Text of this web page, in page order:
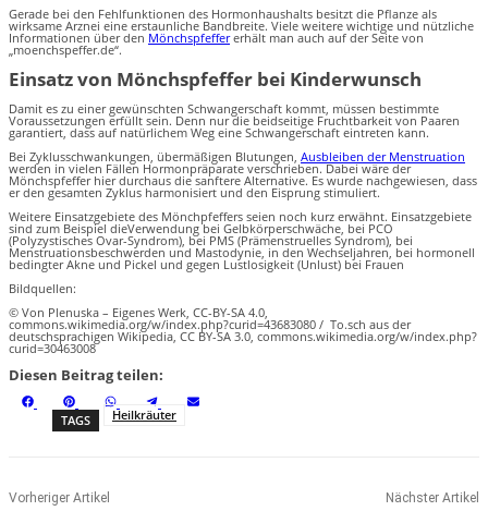
Gerade bei den Fehlfunktionen des Hormonhaushalts besitzt die Pflanze als
wirksame Arznei eine erstaunliche Bandbreite. Viele weitere wichtige und nützliche
Informationen über den Mönchspfeffererhält man auch auf der Seite von
„moenchspeffer.de“.
Einsatz von Mönchspfeffer bei Kinderwunsch
Damit es zu einer gewünschten Schwangerschaft kommt, müssen bestimmte
Voraussetzungen erfüllt sein. Denn nur die beidseitige Fruchtbarkeit von Paaren
garantiert, dass auf natürlichem Weg eine Schwangerschaft eintreten kann.
Bei Zyklusschwankungen, übermäßigen Blutungen, Ausbleiben der Menstruation
werden in vielen Fällen Hormonpräparate verschrieben. Dabei wäre der
Mönchspfeffer hier durchaus die sanftere Alternative. Es wurde nachgewiesen, dass
er den gesamten Zyklus harmonisiert und den Eisprung stimuliert.
Weitere Einsatzgebiete des Mönchpfeffers seien noch kurz erwähnt. Einsatzgebiete
sind zum Beispiel dieVerwendung bei Gelbkörperschwäche, bei PCO
(Polyzystisches Ovar-Syndrom), bei PMS (Prämenstruelles Syndrom), bei
Menstruationsbeschwerden und Mastodynie, in den Wechseljahren, bei hormonell
bedingter Akne und Pickel und gegen Lustlosigkeit (Unlust) bei Frauen
Bildquellen:
© Von Plenuska – Eigenes Werk, CC-BY-SA 4.0,
commons.wikimedia.org/w/index.php?curid=43683080 / To.sch aus der
deutschsprachigen Wikipedia, CC BY-SA 3.0, commons.wikimedia.org/w/index.php?
curid=30463008
Diesen Beitrag teilen:
h h
a
r
i
n
t
h
a
h
a
h
a
e
l
S
TAGS Heilkräuter
Vorheriger Artikel Nächster Artikel